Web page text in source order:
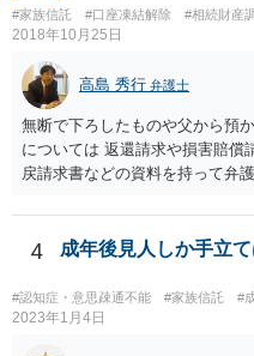
#家族信託 #口座凍結解除 #相続財産
2018年10月25日
高島 秀行 弁護士
無断で下ろしたものや父から預
については 返還請求や損害賠償
戻請求書などの資料を持って弁
4 成年後見人しか手立
#認知症・意思疎通不能 #家族信託 #
2023年1月4日